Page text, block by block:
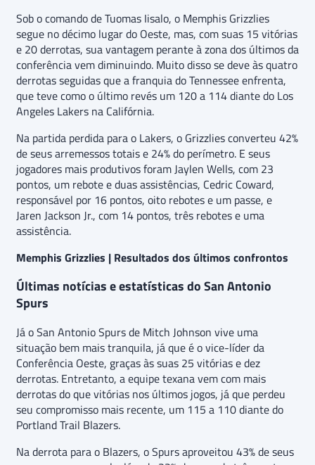
Sob o comando de Tuomas Iisalo, o Memphis Grizzlies
segue no décimo lugar do Oeste, mas, com suas 15 vitórias
e 20 derrotas, sua vantagem perante à zona dos últimos da
conferência vem diminuindo. Muito disso se deve às quatro
derrotas seguidas que a franquia do Tennessee enfrenta,
que teve como o último revés um 120 a 114 diante do Los
Angeles Lakers na Califórnia.
Na partida perdida para o Lakers, o Grizzlies converteu 42%
de seus arremessos totais e 24% do perímetro. E seus
jogadores mais produtivos foram Jaylen Wells, com 23
pontos, um rebote e duas assistências, Cedric Coward,
responsável por 16 pontos, oito rebotes e um passe, e
Jaren Jackson Jr., com 14 pontos, três rebotes e uma
assistência.
Memphis Grizzlies | Resultados dos últimos confrontos
Últimas notícias e estatísticas do San Antonio
Spurs
Já o San Antonio Spurs de Mitch Johnson vive uma
situação bem mais tranquila, já que é o vice-líder da
Conferência Oeste, graças às suas 25 vitórias e dez
derrotas. Entretanto, a equipe texana vem com mais
derrotas do que vitórias nos últimos jogos, já que perdeu
seu compromisso mais recente, um 115 a 110 diante do
Portland Trail Blazers.
Na derrota para o Blazers, o Spurs aproveitou 43% de seus